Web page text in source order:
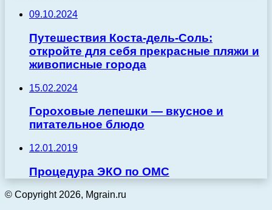
09.10.2024
Путешествия Коста-дель-Соль:
откройте для себя прекрасные пляжи и
живописные города
15.02.2024
Гороховые лепешки — вкусное и
питательное блюдо
12.01.2019
Процедура ЭКО по ОМС
© Copyright 2026, Mgrain.ru